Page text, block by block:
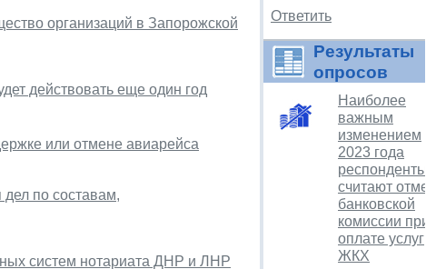
организаций в Запорожской
действовать еще один год
или отмене авиарейса
по составам,
систем нотариата ДНР и ЛНР
Ответить
Результаты
опросов
Наиболее
важным
изменением
2023 года
респонденты
считают
банковской
комиссии при
оплате услуг
ЖКХ